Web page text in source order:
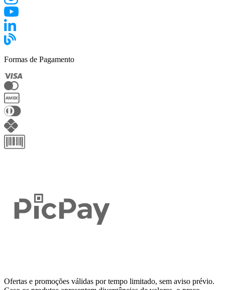
Formas de Pagamento
Ofertas e promoções válidas por tempo limitado, sem aviso prévio.